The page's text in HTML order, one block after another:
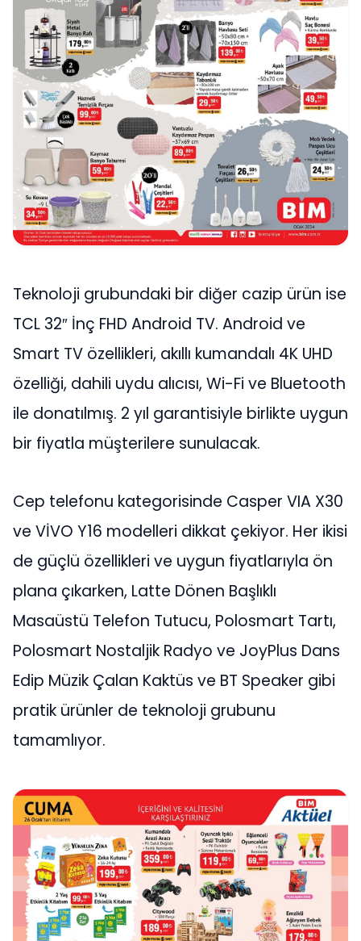
Teknoloji grubundaki bir diğer cazip ürün ise
TCL 32″ İnç FHD Android TV. Android ve
Smart TV özellikleri, akıllı kumandalı 4K UHD
özelliği, dahili uydu alıcısı, Wi-Fi ve Bluetooth
ile donatılmış. 2 yıl garantisiyle birlikte uygun
bir fiyatla müşterilere sunulacak.
Cep telefonu kategorisinde Casper VIA X30
ve VİVO Y16 modelleri dikkat çekiyor. Her ikisi
de güçlü özellikleri ve uygun fiyatlarıyla ön
plana çıkarken, Latte Dönen Başlıklı
Masaüstü Telefon Tutucu, Polosmart Tartı,
Polosmart Nostaljik Radyo ve JoyPlus Dans
Edip Müzik Çalan Kaktüs ve BT Speaker gibi
pratik ürünler de teknoloji grubunu
tamamlıyor.